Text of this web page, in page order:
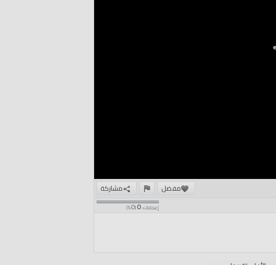
مفضل مشاركة
إعجابات:0
(
0
%)